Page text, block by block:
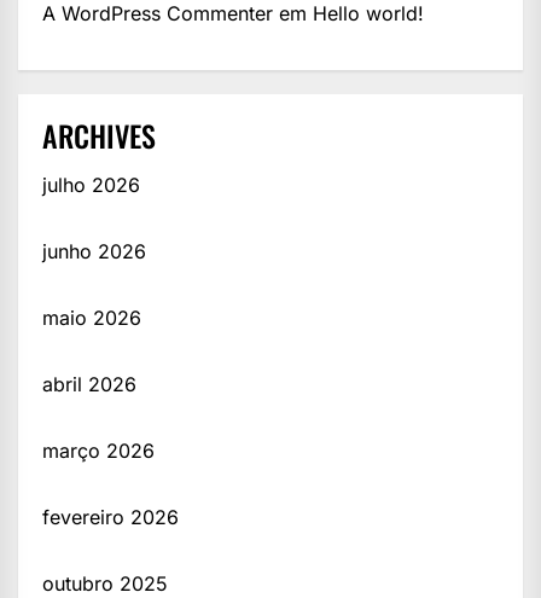
A WordPress Commenter em Hello world!
ARCHIVES
julho 2026
junho 2026
maio 2026
abril 2026
março 2026
fevereiro 2026
outubro 2025